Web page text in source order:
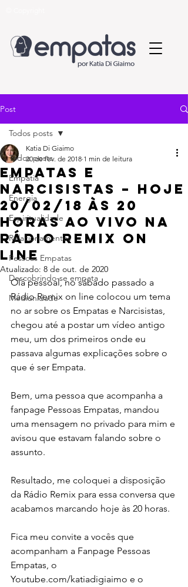
Post
Todos posts
Empatia
Energia
Espiritualidade
Relacionamentos
Pessoas Empatas
Descobrindo-se empata
Mediunidade
Todos posts
Empatas e
Narcisistas – hoje
20/02/18 às 20
horas ao vivo na
Rádio Remix on
line
Katia Di Giaimo
20 de fev. de 2018 1 min de leitura
Atualizado: 8 de out. de 2020
Olá pessoal, no sábado passado a
Rádio Remix on line colocou um tema
no ar sobre os Empatas e Narcisistas,
chegou até a postar um vídeo antigo
meu, um dos primeiros onde eu
passava algumas explicações sobre o
que é ser Empata.
Bem, uma pessoa que acompanha a
fanpage Pessoas Empatas, mandou
uma mensagem no privado para mim e
avisou que estavam falando sobre o
assunto.
Resultado, me coloquei a disposição
da Rádio Remix para essa conversa que
acabamos marcando hoje às 20 horas.
Fica meu convite a vocês que
acompanham a Fanpage Pessoas
Empatas, o
Youtube.com/katiadigiaimo e o